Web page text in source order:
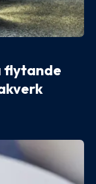
flytande